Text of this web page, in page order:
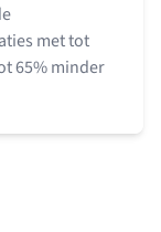
met tot
65% minder